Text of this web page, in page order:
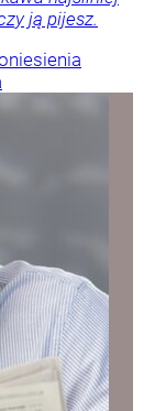
ją pijesz.